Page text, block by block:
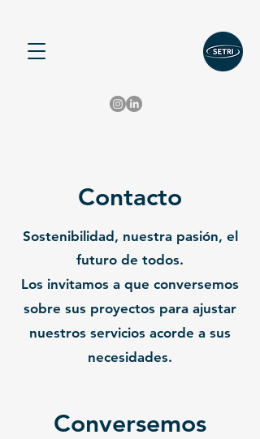
Contacto
Sostenibilidad, nuestra pasión, el
futuro de todos.
Los invitamos a que conversemos
sobre sus proyectos para ajustar
nuestros servicios acorde a sus
necesidades.
Conversemos